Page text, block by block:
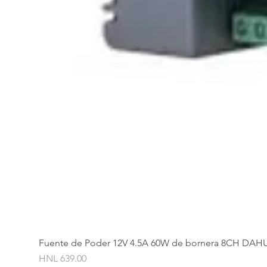
Fuente de Poder 12V 4.5A 60W de bornera 8CH
Price
HNL 639.00